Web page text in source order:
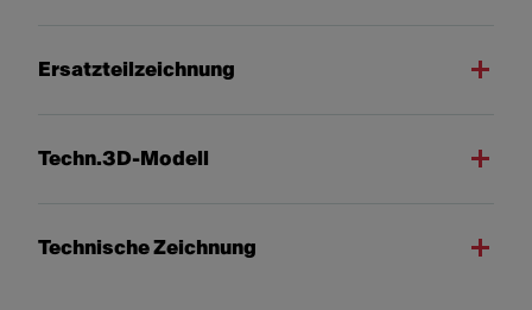
Ersatzteilzeichnung
Techn.3D-Modell
Technische Zeichnung